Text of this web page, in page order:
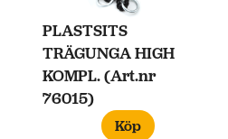
PLASTSITS
TRÄGUNGA HIGH
KOMPL. (Art.nr
76015)
Köp